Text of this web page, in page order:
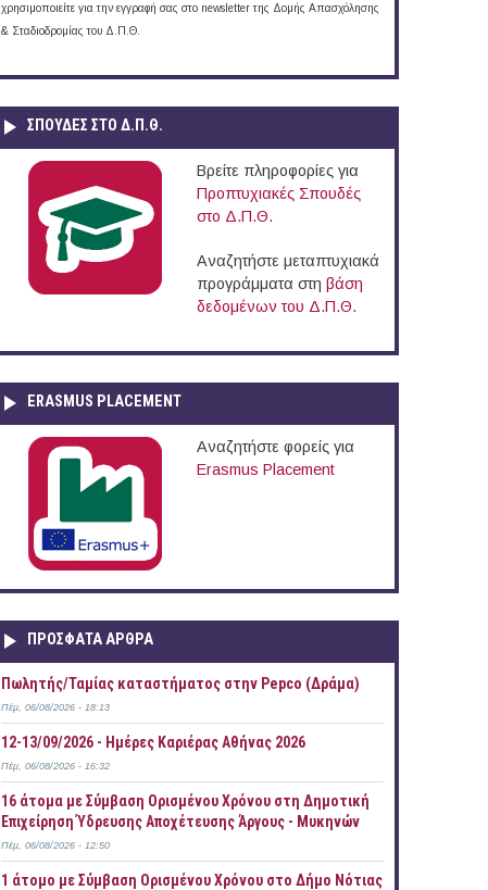
χρησιμοποιείτε για την εγγραφή σας στο newsletter της Δομής Απασχόλησης
& Σταδιοδρομίας του Δ.Π.Θ.
ΣΠΟΥΔΈΣ ΣΤΟ Δ.Π.Θ.
Βρείτε πληροφορίες για
Προπτυχιακές Σπουδές
στο Δ.Π.Θ.
Αναζητήστε μεταπτυχιακά
προγράμματα στη βάση
δεδομένων του Δ.Π.Θ.
ERASMUS PLACEMENT
Αναζητήστε φορείς για
Erasmus Placement
ΠΡOΣΦΑΤΑ AΡΘΡΑ
Πωλητής/Ταμίας καταστήματος στην Pepco (Δράμα)
Πέμ, 06/08/2026 - 18:13
12-13/09/2026 - Ημέρες Καριέρας Αθήνας 2026
Πέμ, 06/08/2026 - 16:32
16 άτομα με Σύμβαση Ορισμένου Χρόνου στη Δημοτική
Επιχείρηση Ύδρευσης Αποχέτευσης Άργους - Μυκηνών
Πέμ, 06/08/2026 - 12:50
1 άτομο με Σύμβαση Ορισμένου Χρόνου στο Δήμο Νότιας